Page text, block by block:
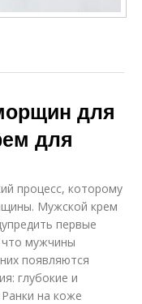
для
для
процесс, которому
Мужской крем
первые
что мужчины
появляются
глубокие и
на коже